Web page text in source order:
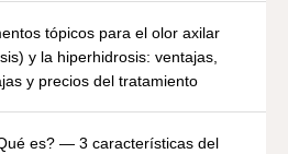
tópicos para el olor axilar
y la hiperhidrosis: ventajas,
y precios del tratamiento
es? — 3 características del